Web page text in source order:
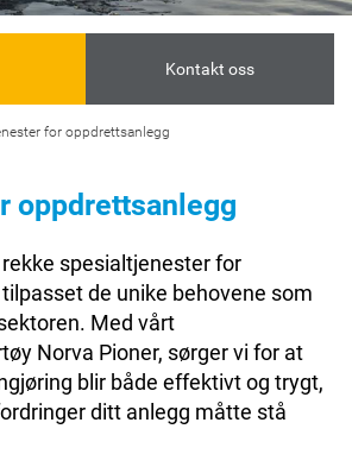
Kontakt oss
for oppdrettsanlegg
oppdrettsanlegg
spesialtjenester for
de unike behovene som
Med vårt
Norva Pioner, sørger vi for at
blir både effektivt og trygt,
ditt anlegg måtte stå